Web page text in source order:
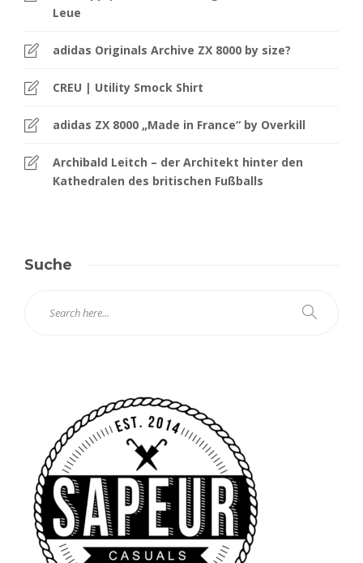
Leue
adidas Originals Archive ZX 8000 by size?
CREU | Utility Smock Shirt
adidas ZX 8000 „Made in France“ by Overkill
Archibald Leitch – der Architekt hinter den
Kathedralen des britischen Fußballs
Suche